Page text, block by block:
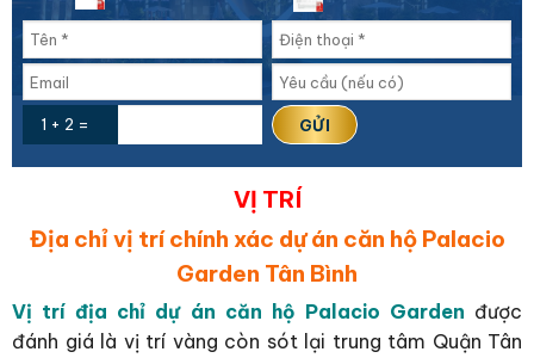
1 + 2 =
VỊ TRÍ
Địa chỉ vị trí chính xác dự án căn hộ Palacio
Garden Tân Bình
Vị trí địa chỉ dự án căn hộ Palacio Garden được
đánh giá là vị trí vàng còn sót lại trung tâm Quận Tân